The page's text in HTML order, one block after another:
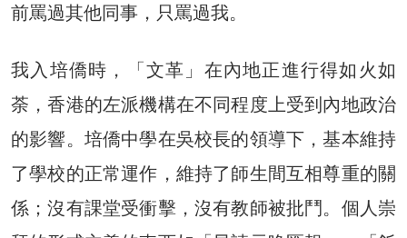
前罵過其他同事，只罵過我。
我入培僑時，「文革」在內地正進行得如火如
荼，香港的左派機構在不同程度上受到內地政治
的影響。培僑中學在吳校長的領導下，基本維持
了學校的正常運作，維持了師生間互相尊重的關
係；沒有課堂受衝擊，沒有教師被批鬥。個人崇